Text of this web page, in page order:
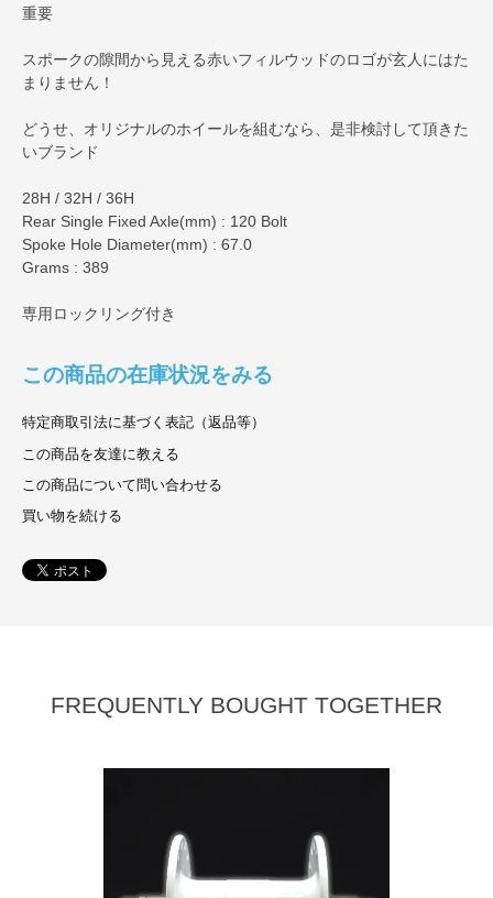
重要
スポークの隙間から見える赤いフィルウッドのロゴが玄人にはた
まりません！
どうせ、オリジナルのホイールを組むなら、是非検討して頂きた
いブランド
28H / 32H / 36H
Rear Single Fixed Axle(mm) : 120 Bolt
Spoke Hole Diameter(mm) : 67.0
Grams : 389
専用ロックリング付き
この商品の在庫状況をみる
特定商取引法に基づく表記（返品等）
この商品を友達に教える
この商品について問い合わせる
買い物を続ける
FREQUENTLY BOUGHT TOGETHER